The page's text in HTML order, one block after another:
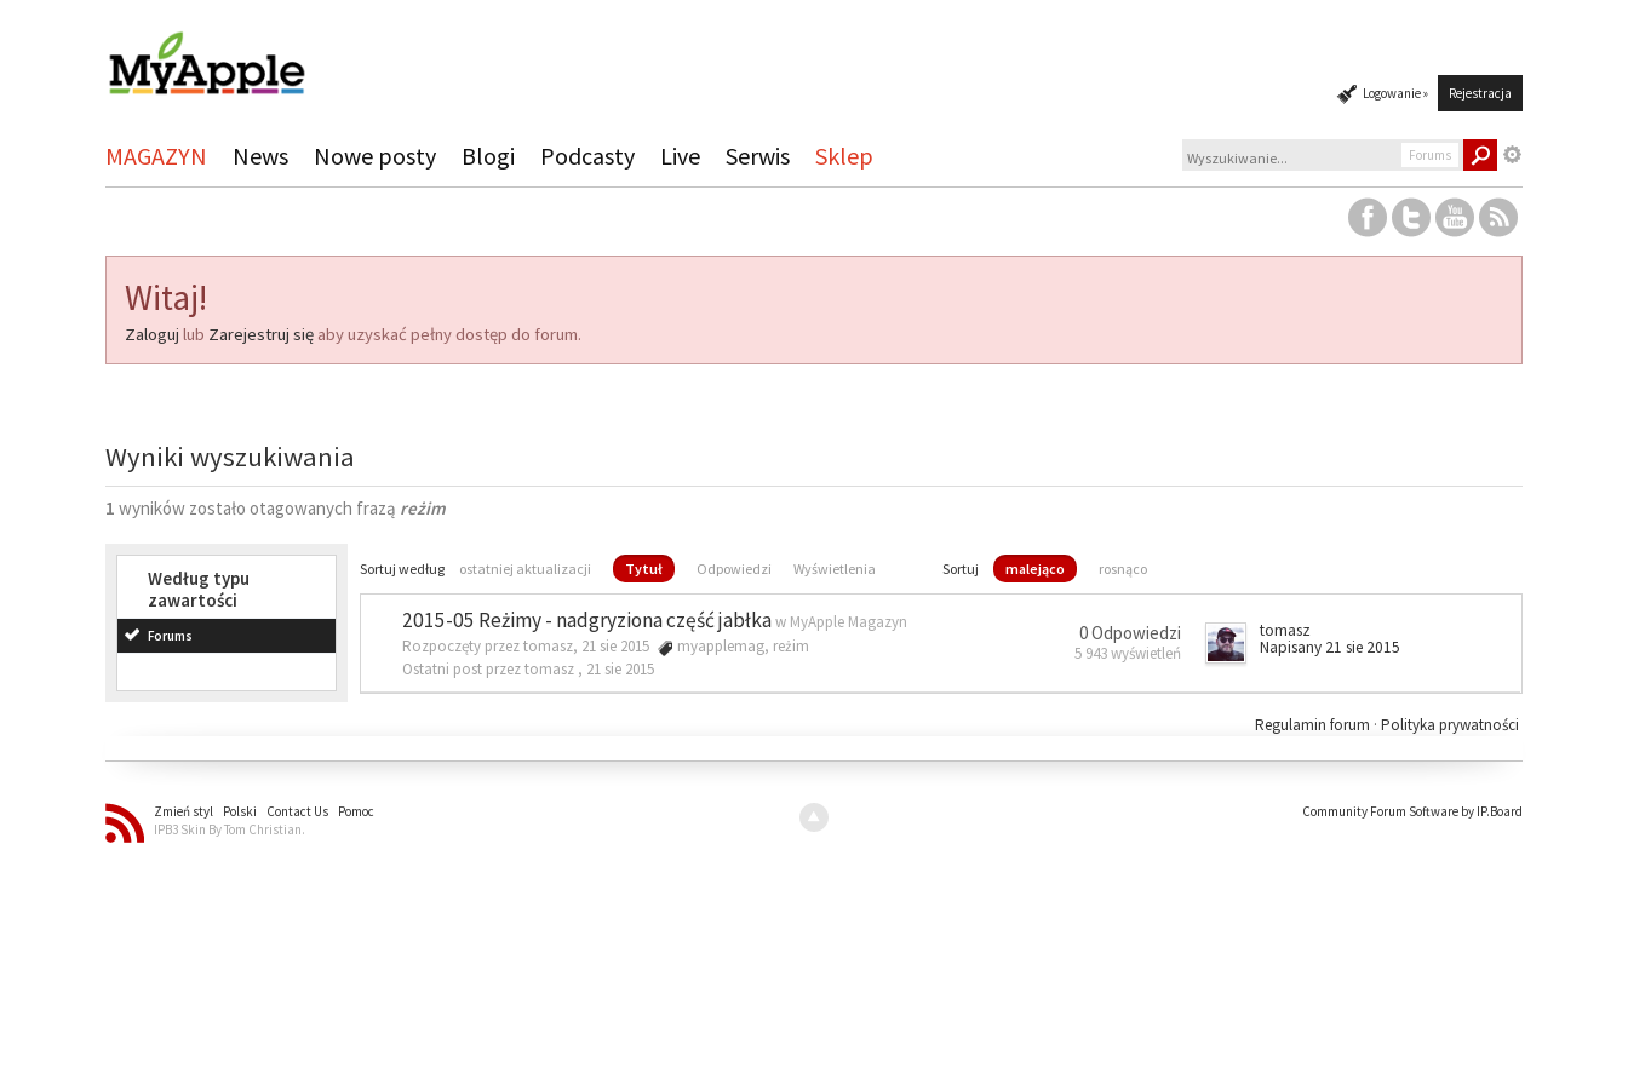
Logowanie » Rejestracja
MAGAZYN News Nowe posty Blogi Podcasty Live Serwis Sklep Forums
Witaj!
Zaloguj lub Zarejestruj się aby uzyskać pełny dostęp do forum.
Wyniki wyszukiwania
1 wyników zostało otagowanych frazą reżim
Według typu
zawartości
Forums
Sortuj według ostatniej aktualizacji Tytuł Odpowiedzi Wyświetlenia Sortuj malejąco rosnąco
2015-05 Reżimy - nadgryziona część jabłkaw MyApple Magazyn
Rozpoczęty przez tomasz, 21 sie 2015
myapplemag, reżim
Ostatni post przez tomasz , 21 sie 2015
0 Odpowiedzi
5 943 wyświetleń
tomasz
Napisany 21 sie 2015
Polityka prywatności
Regulamin forum ·
Zmień styl Polski Contact Us
Pomoc
IPB3 Skin By Tom Christian.
Community Forum Software by IP.Board